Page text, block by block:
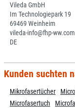
Vileda GmbH
Im Technologiepark 19
69469 Weinheim
vileda-info@fhp-ww.com
DE
Kunden suchten
Mikrofasertücher
Microfasertuch